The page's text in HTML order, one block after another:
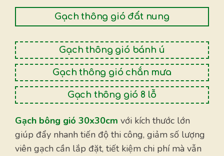
Gạch thông gió đất nung
Gạch thông gió bánh ú
Gạch thông gió chắn mưa
Gạch thông gió 8 lỗ
Gạch bông gió 30x30cm với kích thước lớn
giúp đẩy nhanh tiến độ thi công, giảm số lượng
viên gạch cần lắp đặt, tiết kiệm chi phí mà vẫn